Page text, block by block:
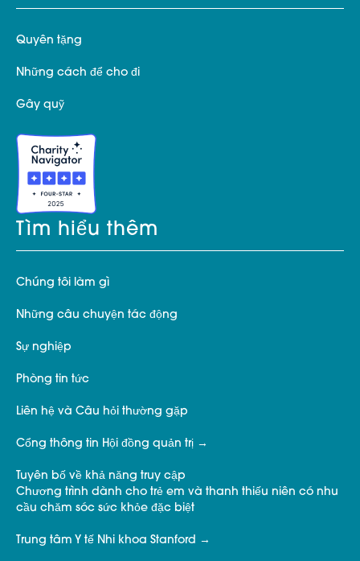
Quyên tặng
Những cách để cho đi
Gây quỹ
Tìm hiểu thêm
Chúng tôi làm gì
Những câu chuyện tác động
Sự nghiệp
Phòng tin tức
Liên hệ và Câu hỏi thường gặp
Cổng thông tin Hội đồng quản trị
Tuyên bố về khả năng truy cập
Chương trình dành cho trẻ em và thanh thiếu niên có nhu
cầu chăm sóc sức khỏe đặc biệt
Trung tâm Y tế Nhi khoa Stanford